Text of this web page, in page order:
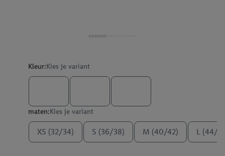
Kleur:Kies je variant
maten:Kies je variant
XS (32/34) S (36/38) M (40/42) L (44/